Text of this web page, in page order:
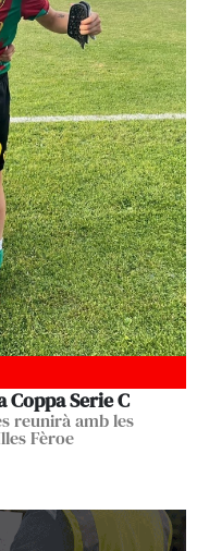
Coppa Serie C
reunirà amb les
Fèroe